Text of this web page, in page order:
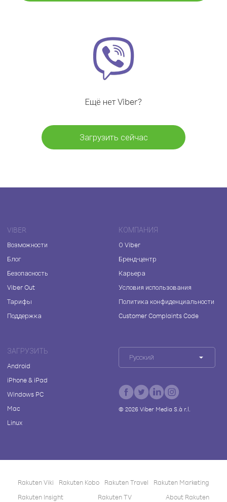
Ещё нет Viber?
Загрузить сейчас
VIBER
Возможности
Блог
Безопасность
Viber Out
Тарифы
Поддержка
КОМПАНИЯ
О Viber
Бренд-центр
Карьера
Условия использования
Политика конфиденциальности
Customer Complaints Code
ЗАГРУЗИТЬ
Android
iPhone & iPad
Windows PC
Mac
Linux
Русский
© 2026Viber Media S.à r.l.
Rakuten Viki Rakuten Kobo Rakuten Travel
Rakuten Marketing
Rakuten Insight
Rakuten TV About Rakuten